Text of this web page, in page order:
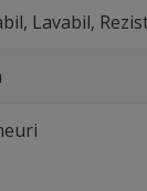
Lavabil,